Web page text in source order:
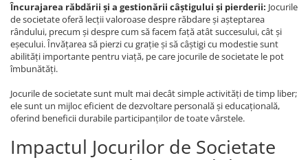
Încurajarea răbdării și a gestionării câștigului și pierderii: Jocurile
de societate oferă lecții valoroase despre răbdare și așteptarea
rândului, precum și despre cum să facem față atât succesului, cât și
eșecului. Învățarea să pierzi cu grație și să câștigi cu modestie sunt
abilități importante pentru viață, pe care jocurile de societate le pot
îmbunătăți.
Jocurile de societate sunt mult mai decât simple activități de timp liber;
ele sunt un mijloc eficient de dezvoltare personală și educațională,
oferind beneficii durabile participanților de toate vârstele.
Impactul Jocurilor de Societate